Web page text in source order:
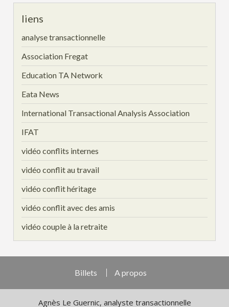
liens
analyse transactionnelle
Association Fregat
Education TA Network
Eata News
International Transactional Analysis Association
IFAT
vidéo conflits internes
vidéo conflit au travail
vidéo conflit héritage
vidéo conflit avec des amis
vidéo couple à la retraite
Billets A propos
Agnès Le Guernic, analyste transactionnelle